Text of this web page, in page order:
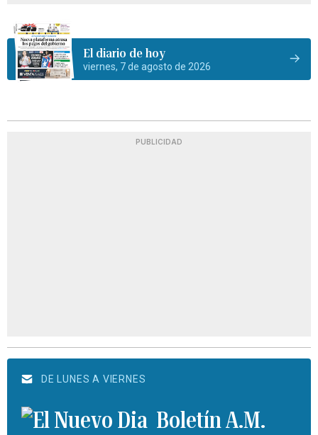
El diario de hoy
viernes, 7 de agosto de 2026
PUBLICIDAD
DE LUNES A VIERNES
Boletín A.M.